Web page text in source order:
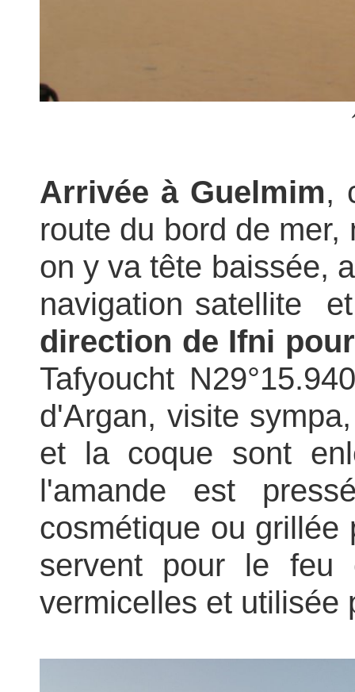
Arrivée à Guelmim,
route du bord de
on y va tête baissée,
navigation satellite
direction de Ifni
Tafyoucht
d'Argan, visite
et la coque sont
l'amande est
cosmétique ou
servent pour le feu
vermicelles et utilisée